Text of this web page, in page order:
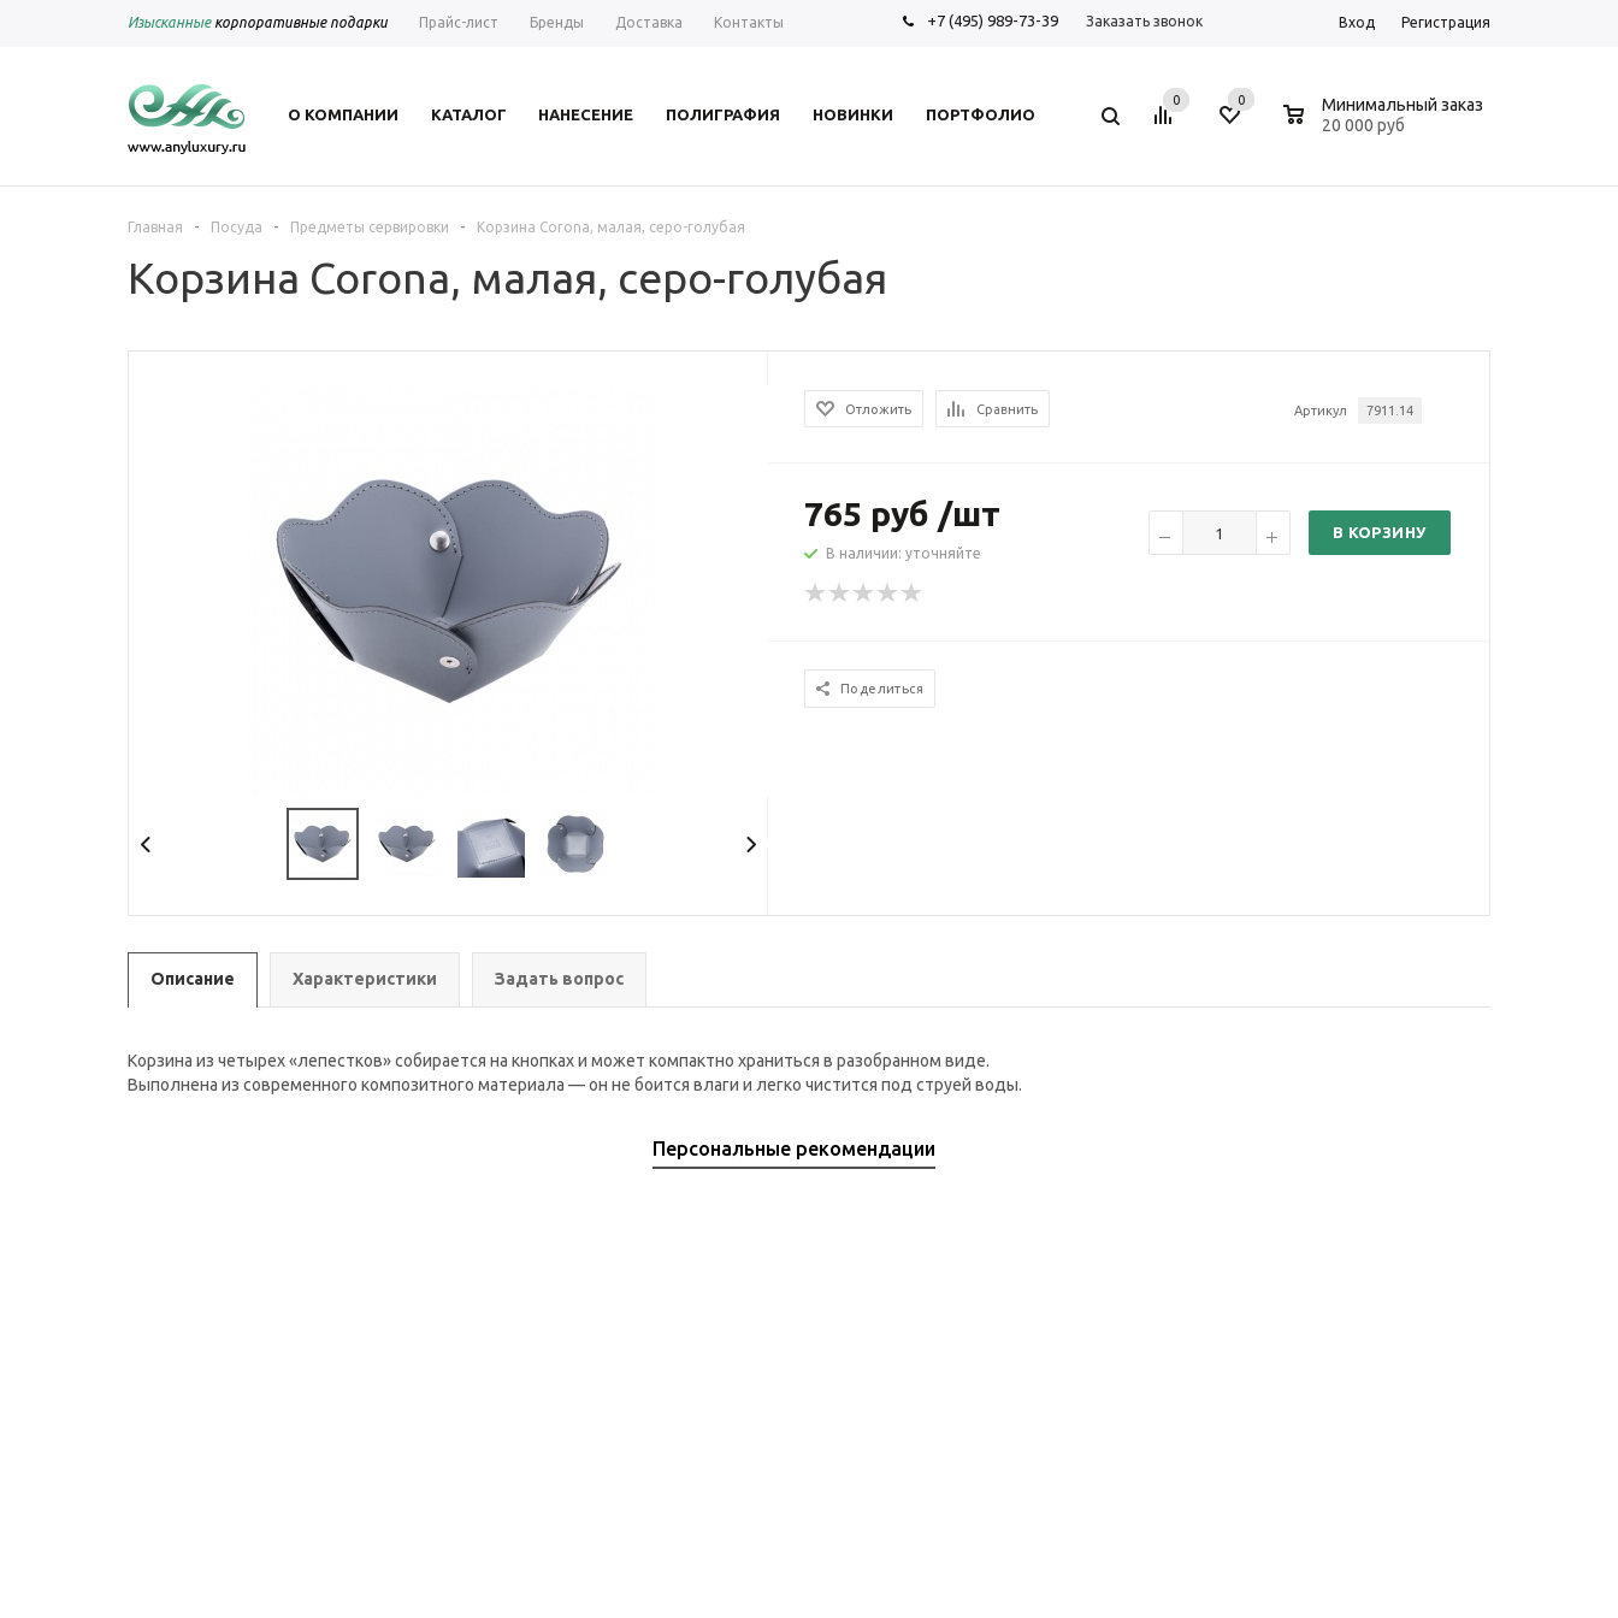
Изысканныекорпоративные подарки Прайс-лист Бренды Доставка Контакты +7 (495) 989-73-39 Заказать звонок Вход Регистрация
О КОМПАНИИ КАТАЛОГ НАНЕСЕНИЕ ПОЛИГРАФИЯ НОВИНКИ ПОРТФОЛИО
0 0
Минимальный заказ
20 000 руб
Главная - Посуда - Предметы сервировки - Корзина Corona, малая, серо-голубая
Корзина Corona, малая, серо-голубая
Артикул 7911.14
Отложить Сравнить
765 руб /шт
В наличии: уточняйте
В КОРЗИНУ
Поделиться
Описание Характеристики Задать вопрос
Корзина из четырех «лепестков» собирается на кнопках и может компактно храниться в разобранном виде.
Выполнена из современного композитного материала — он не боится влаги и легко чистится под струей воды.
Персональные рекомендации